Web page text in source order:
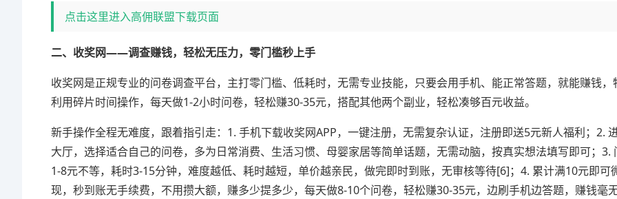
点击这里进入高佣联盟下载页面
二、收奖网——调查赚钱，轻松无压力，零门槛秒上手
收奖网是正规专业的问卷调查平台，主打零门槛、低耗时，无需专业技能，只要会用手机、能正常答题，就能赚钱，
利用碎片时间操作，每天做1-2小时问卷，轻松赚30-35元，搭配其他两个副业，轻松凑够百元收益。
新手操作全程无难度，跟着指引走：1. 手机下载收奖网APP，一键注册，无需复杂认证，注册即送5元新人福利；2.
大厅，选择适合自己的问卷，多为日常消费、生活习惯、母婴家居等简单话题，无需动脑，按真实想法填写即可；3.
1-8元不等，耗时3-15分钟，难度越低、耗时越短，单价越亲民，做完即时到账，无审核等待[6]；4. 累计满10元即可
现，秒到账无手续费，不用攒大额，赚多少提多少，每天做8-10个问卷，轻松赚30-35元，边刷手机边答题，赚钱毫